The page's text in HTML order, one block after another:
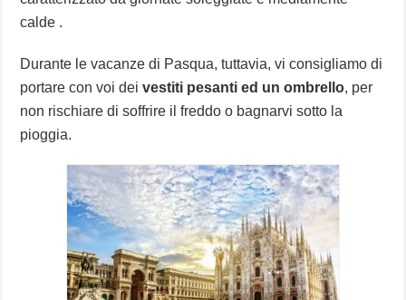
calde .
Durante le vacanze di Pasqua, tuttavia, vi consigliamo di
portare con voi dei vestiti pesanti ed un ombrello, per
non rischiare di soffrire il freddo o bagnarvi sotto la
pioggia.